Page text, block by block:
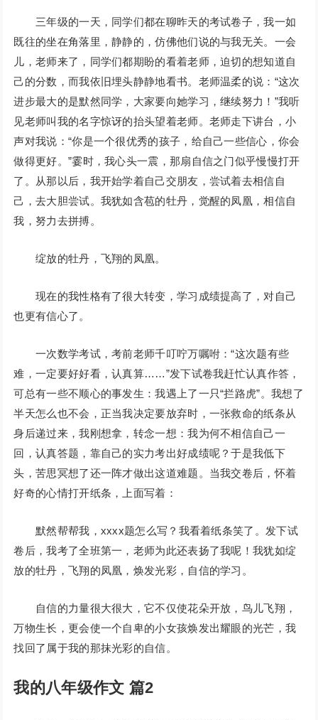
三年级的一天，同学们都在聊昨天的考试卷子，我一如
既往的坐在角落里，静静的，仿佛他们说的与我无关。一会
儿，老师来了，同学们都期盼的看着老师，迫切的想知道自
己的分数，而我依旧埋头静静地看书。老师温柔的说：“这次
进步最大的是默然同学，大家要向她学习，继续努力！”我听
见老师叫我的名字惊讶的抬头望着老师。老师走下讲台，小
声对我说：“你是一个很优秀的孩子，给自己一些信心，你会
做得更好。”霎时，我心头一震，那扇自信之门似乎慢慢打开
了。从那以后，我开始学着自己交朋友，尝试着去相信自
己，去大胆尝试。我犹如含苞的牡丹，觉醒的凤凰，相信自
我，努力去拼搏。
绽放的牡丹，飞翔的凤凰。
现在的我性格有了很大转变，学习成绩提高了，对自己
也更有信心了。
一次数学考试，考前老师千叮咛万嘱咐：“这次题有些
难，一定要好好看，认真算……”发下试卷我赶忙认真作答，
可总有一些不顺心的事发生：我遇上了一只“拦路虎”。我想了
半天怎么也不会，正当我决定要放弃时，一张救命的纸条从
身后递过来，我刚想拿，转念一想：我为何不相信自己一
回，认真答题，靠自己的实力考出好成绩呢？于是我低下
头，苦思冥想了还一阵才做出这道难题。当我交卷后，怀着
好奇的心情打开纸条，上面写着：
默然帮帮我，xxxx题怎么写？我看着纸条笑了。发下试
卷后，我考了全班第一，老师为此还表扬了我呢！我犹如绽
放的牡丹，飞翔的凤凰，焕发光彩，自信的学习。
自信的力量很大很大，它不仅使花朵开放，鸟儿飞翔，
万物生长，更会使一个自卑的小女孩焕发出耀眼的光芒，我
找回了属于我的那抹光彩的自信。
我的八年级作文 篇2